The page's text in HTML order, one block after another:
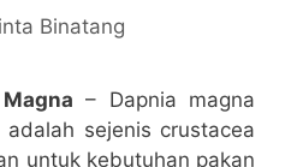
Binatang
– Dapnia magna
sejenis crustacea
untuk kebutuhan pakan